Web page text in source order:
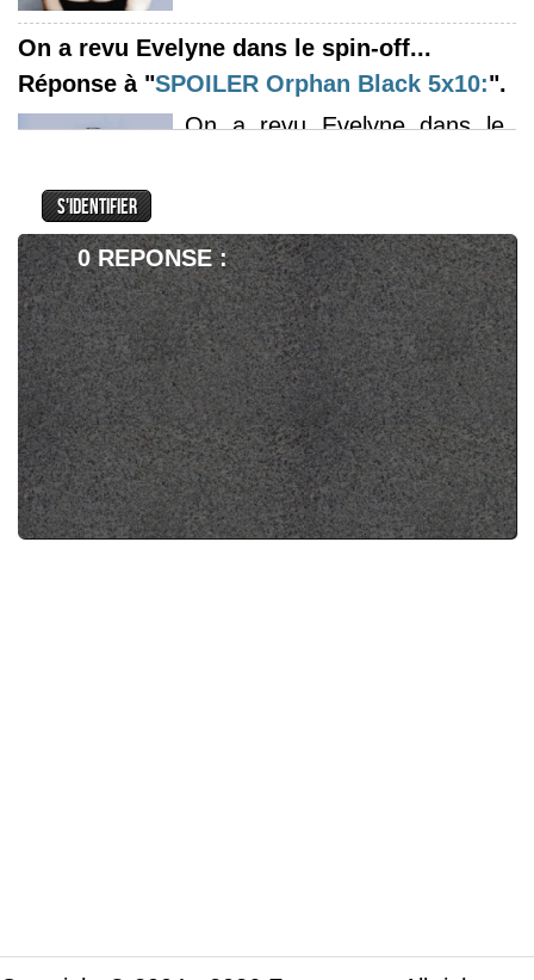
On a revu Evelyne dans le spin-off...
Réponse à "SPOILER Orphan Black 5x10:".
On a revu Evelyne dans le
J'attends un peu avant d'attaquer...
Réponse à "FROM renouvelée pour une
dernière saison".
J'attends un peu avant
d'attaquer la saison 4. Et
bonne nouvelle que de savoir
qu'il y aura une fin prévue.
Réponse à "
Tulsa King Saison
0 REPONSE :